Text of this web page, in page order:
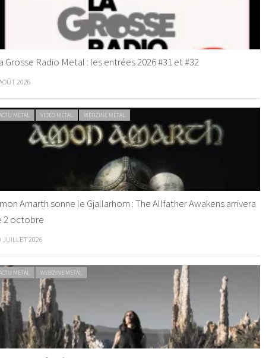
Grosse Radio Metal : les entrées 2026 #31 et #32
2026
METAL VIDEO METAL WEBZINE METAL
Amarth sonne le Gjallarhorn : The Allfather Awakens arrivera
2 octobre
JUILLET 2026
METAL WEBZINE METAL